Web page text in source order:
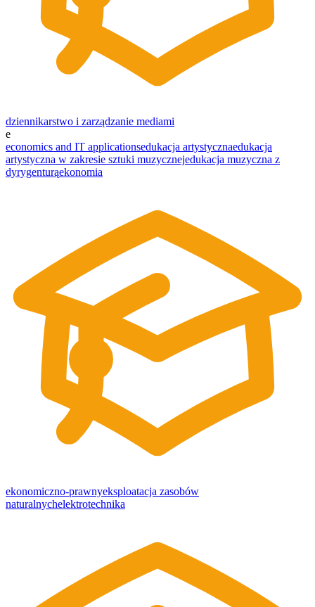
dziennikarstwo i zarządzanie mediami
e
economics and IT applicationsedukacja artystycznaedukacja
artystyczna w zakresie sztuki muzycznejedukacja muzyczna z
dyrygenturąekonomia
ekonomiczno-prawnyeksploatacja zasobów
naturalnychelektrotechnika